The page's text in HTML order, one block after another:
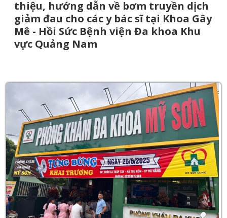
thiệu, hướng dẫn về bơm truyền dịch
giảm đau cho các y bác sĩ tại Khoa Gây
Mê - Hồi Sức Bệnh viện Đa khoa Khu
vực Quảng Nam